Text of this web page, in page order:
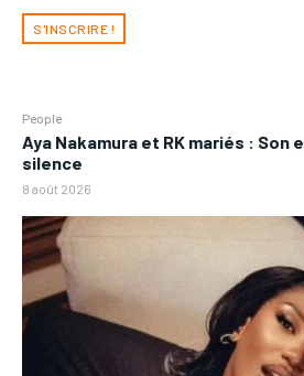
S'INSCRIRE !
People
Aya Nakamura et RK mariés : Son
silence
8 août 2026